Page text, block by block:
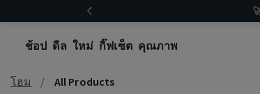
ช้อป ดีล ใหม่ กิ๊ฟเซ็ต คุณภาพ
โฮม All Products